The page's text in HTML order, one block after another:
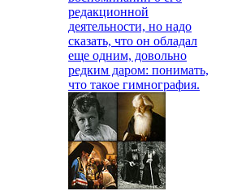
редакционной
деятельности, но надо
сказать, что он обладал
еще одним, довольно
редким даром: понимать,
что такое гимнография.